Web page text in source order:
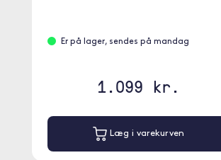
Er på lager, sendes på mandag
1.099 kr.
Læg i varekurven